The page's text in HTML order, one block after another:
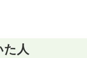
た人